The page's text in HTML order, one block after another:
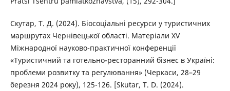
Скутар, Т. Д. (2024). Біосоціальні ресурси у туристичних
маршрутах Чернівецької області. Матеріали ХV
Міжнародної науково-практичної конференції
«Туристичний та готельно-ресторанний бізнес в Україні:
проблеми розвитку та регулювання» (Черкаси, 28–29
березня 2024 року), 125-126. [Skutar, T. D. (2024).